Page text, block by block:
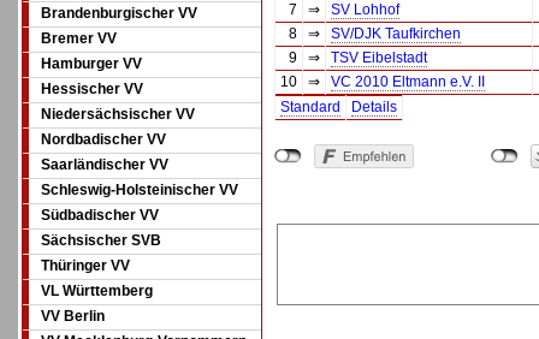
Brandenburgischer VV
Bremer VV
Hamburger VV
Hessischer VV
Niedersächsischer VV
Nordbadischer VV
Saarländischer VV
Schleswig-Holsteinischer VV
Südbadischer VV
Sächsischer SVB
Thüringer VV
VL Württemberg
VV Berlin
7
⇒
SV Lohhof
8
⇒
SV/DJK Taufkirchen
9
⇒
TSV Eibelstadt
10
⇒
VC 2010 Eltmann e.V. II
Standard
Details